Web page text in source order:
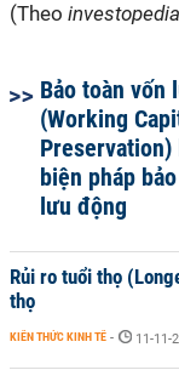
(Theo investopedia
Bảo toàn vốn
(Working
Preservation)
biện pháp
lưu động
Rủi ro tuổi thọ
thọ
KIẾN THỨC KINH TẾ - 11-11-